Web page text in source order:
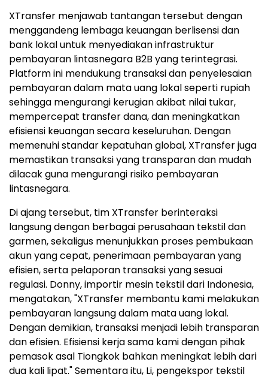
XTransfer menjawab tantangan tersebut dengan
menggandeng lembaga keuangan berlisensi dan
bank lokal untuk menyediakan infrastruktur
pembayaran lintasnegara B2B yang terintegrasi.
Platform ini mendukung transaksi dan penyelesaian
pembayaran dalam mata uang lokal seperti rupiah
sehingga mengurangi kerugian akibat nilai tukar,
mempercepat transfer dana, dan meningkatkan
efisiensi keuangan secara keseluruhan. Dengan
memenuhi standar kepatuhan global, XTransfer juga
memastikan transaksi yang transparan dan mudah
dilacak guna mengurangi risiko pembayaran
lintasnegara.
Di ajang tersebut, tim XTransfer berinteraksi
langsung dengan berbagai perusahaan tekstil dan
garmen, sekaligus menunjukkan proses pembukaan
akun yang cepat, penerimaan pembayaran yang
efisien, serta pelaporan transaksi yang sesuai
regulasi. Donny, importir mesin tekstil dari Indonesia,
mengatakan, "XTransfer membantu kami melakukan
pembayaran langsung dalam mata uang lokal.
Dengan demikian, transaksi menjadi lebih transparan
dan efisien. Efisiensi kerja sama kami dengan pihak
pemasok asal Tiongkok bahkan meningkat lebih dari
dua kali lipat." Sementara itu, Li, pengekspor tekstil